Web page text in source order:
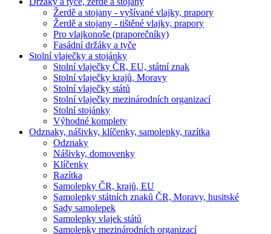
Žerdě a stojany - vyšívané vlajky, prapory
Žerdě a stojany - tištěné vlajky, prapory
Pro vlajkonoše (praporečníky)
Fasádní držáky a tyče
Stolní vlaječky a stojánky
Stolní vlaječky ČR, EU, státní znak
Stolní vlaječky krajů, Moravy
Stolní vlaječky států
Stolní vlaječky mezinárodních organizací
Stolní stojánky
Výhodné komplety
Odznaky, nášivky, klíčenky, samolepky, razítka
Odznaky
Nášivky, domovenky
Klíčenky
Razítka
Samolepky ČR, krajů, EU
Samolepky státních znaků ČR, Moravy, husitské
Sady samolepek
Samolepky vlajek států
Samolepky mezinárodních organizací